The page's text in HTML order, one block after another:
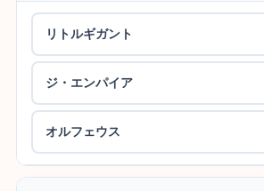
リトルギガント
ジ・エンパイア
オルフェウス